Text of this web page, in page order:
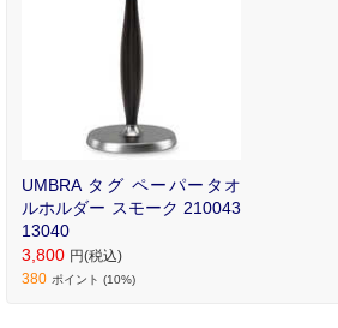
UMBRA タグ ペーパータオ
ルホルダー スモーク 210043
13040
3,800 円(税込)
380 ポイント (10%)